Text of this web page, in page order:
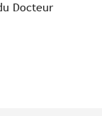
Docteur